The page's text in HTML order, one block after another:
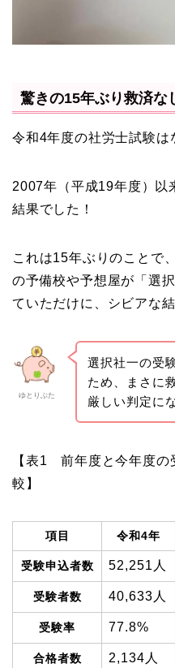
驚きの15年ぶり救済な
令和4年度の社労士試験
2007年（平成19年度）以
結果でした！
これは15年ぶりのことで
の予備校や予想屋が「選
ていただけに、シビアな
ゆとりぶた
選択社一の受
ため、まさに
厳しい判定に
【表1 前年度と今年度の
較】
項目 令和4年
受験申込者数 52,251人
受験者数 40,633人
受験率 77.8%
合格者数 2,134人